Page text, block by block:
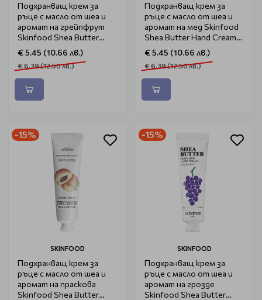
Подхранващ крем за
ръце с масло от шеа и
аромат на грейпфрут
Skinfood Shea Butter
Hand Cream Grapefruit
30ml
€ 5.45 (10.66 лв.)
€ 6.39 (12.50 лв.)
Подхранващ крем за
ръце с масло от шеа и
аромат на мед Skinfood
Shea Butter Hand Cream
Honey 30ml
€ 5.45 (10.66 лв.)
€ 6.39 (12.50 лв.)
-15%
SKINFOOD
Подхранващ крем за
ръце с масло от шеа и
аромат на праскова
Skinfood Shea Butter
-15%
SKINFOOD
Подхранващ крем за
ръце с масло от шеа и
аромат на грозде
Skinfood Shea Butter